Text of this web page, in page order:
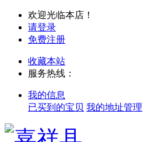
欢迎光临本店！
请登录
免费注册
收藏本站
服务热线：
我的信息
已买到的宝贝 我的地址管理